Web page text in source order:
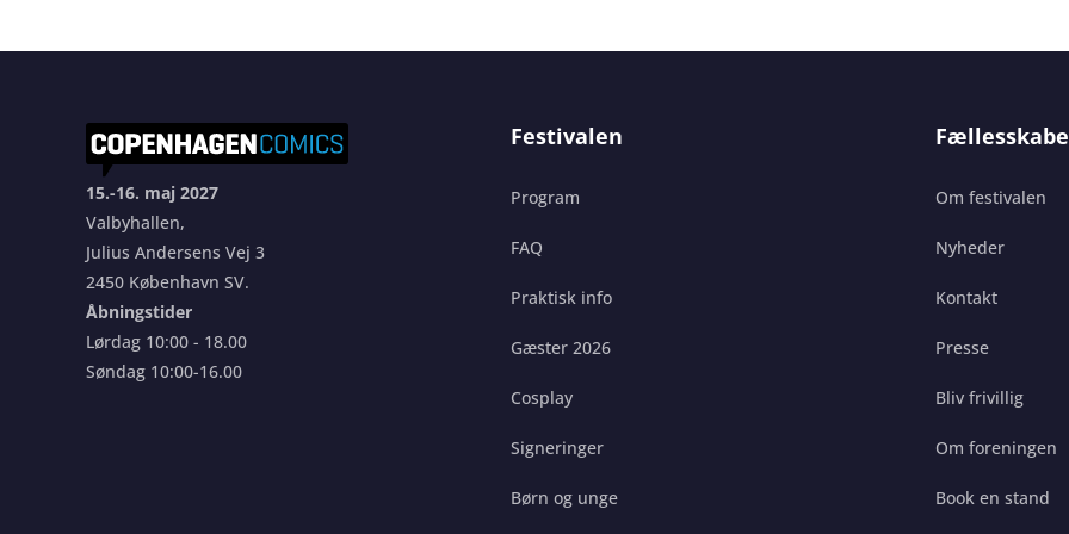
15.-16. maj 2027
Valbyhallen,
Julius Andersens Vej 3
2450 København SV.
Åbningstider
Lørdag 10:00 - 18.00
Søndag 10:00-16.00
Festivalen
Program
FAQ
Praktisk info
Gæster 2026
Cosplay
Signeringer
Børn og unge
Om festivalen
Nyheder
Kontakt
Presse
Bliv frivillig
Om foreningen
Book en stand